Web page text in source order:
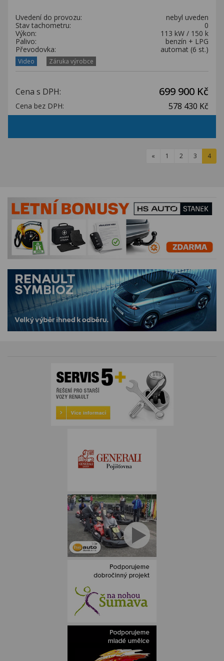
Uvedení do provozu:
nebyl uveden
Stav tachometru:
0
Výkon:
113 kW / 150 k
Palivo:
benzín + LPG
Převodovka:
automat (6 st.)
Video Záruka výrobce
Cena s DPH: 699 900 Kč
Cena bez DPH: 578 430 Kč
« 1 2 3 4